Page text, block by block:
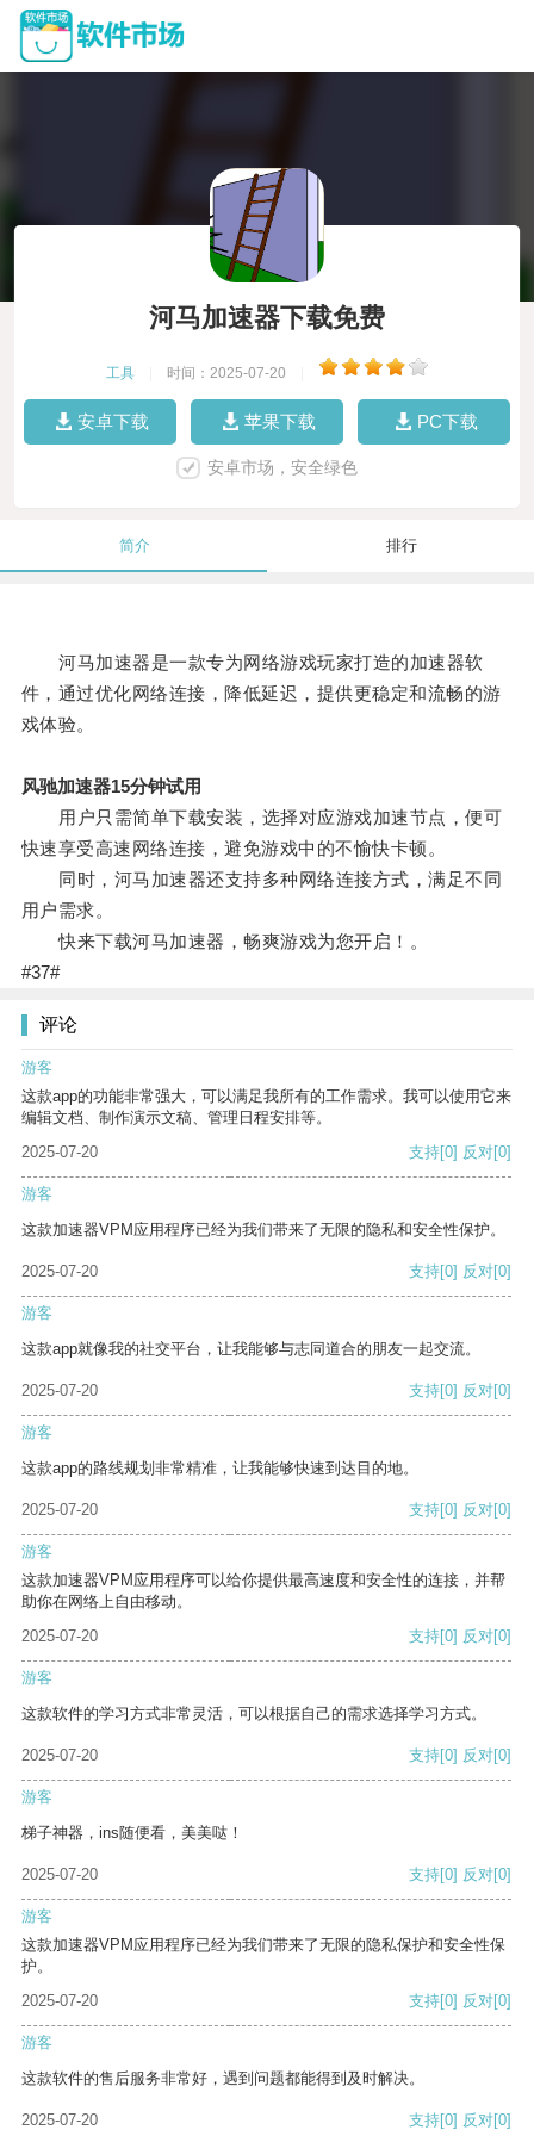
河马加速器下载免费
工具 时间：2025-07-20
安卓下载 苹果下载 PC下载
安卓市场，安全绿色
简介 排行
河马加速器是一款专为网络游戏玩家打造的加速器软
件，通过优化网络连接，降低延迟，提供更稳定和流畅的游
戏体验。
风驰加速器15分钟试用
用户只需简单下载安装，选择对应游戏加速节点，便可
快速享受高速网络连接，避免游戏中的不愉快卡顿。
同时，河马加速器还支持多种网络连接方式，满足不同
用户需求。
快来下载河马加速器，畅爽游戏为您开启！。
#37#
评论
游客
这款app的功能非常强大，可以满足我所有的工作需求。我可以使用它来
编辑文档、制作演示文稿、管理日程安排等。
2025-07-20
支持[0] 反对[0]
游客
这款加速器VPM应用程序已经为我们带来了无限的隐私和安全性保护。
2025-07-20 支持[0] 反对[0]
游客
这款app就像我的社交平台，让我能够与志同道合的朋友一起交流。
2025-07-20 支持[0] 反对[0]
游客
这款app的路线规划非常精准，让我能够快速到达目的地。
2025-07-20 支持[0] 反对[0]
游客
这款加速器VPM应用程序可以给你提供最高速度和安全性的连接，并帮
助你在网络上自由移动。
2025-07-20
支持[0] 反对[0]
游客
这款软件的学习方式非常灵活，可以根据自己的需求选择学习方式。
2025-07-20 支持[0] 反对[0]
游客
梯子神器，ins随便看，美美哒！
2025-07-20 支持[0] 反对[0]
游客
这款加速器VPM应用程序已经为我们带来了无限的隐私保护和安全性保
护。
2025-07-20
支持[0] 反对[0]
游客
这款软件的售后服务非常好，遇到问题都能得到及时解决。
2025-07-20 支持[0] 反对[0]